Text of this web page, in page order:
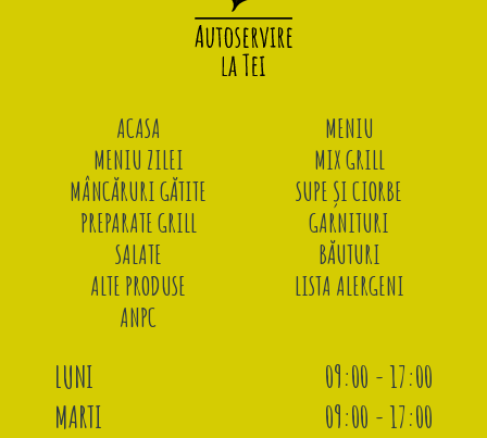
ACASA
MENIU
MENIU ZILEI
MIX GRILL
MÂNCĂRURI GĂTITE
SUPE ȘI CIORBE
PREPARATE GRILL
GARNITURI
SALATE
BĂUTURI
ALTE PRODUSE
LISTA ALERGENI
ANPC
LUNI
09:00 - 17:00
MARTI
09:00 - 17:00